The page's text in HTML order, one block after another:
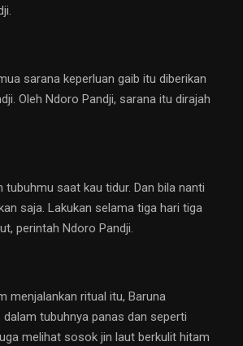
sarana keperluan gaib itu diberikan
Oleh Ndoro Pandji, sarana itu dirajah
tubuhmu saat kau tidur. Dan bila nanti
saja. Lakukan selama tiga hari tiga
perintah Ndoro Pandji.
menjalankan ritual itu, Baruna
tubuhnya panas dan seperti
melihat sosok jin laut berkulit hitam